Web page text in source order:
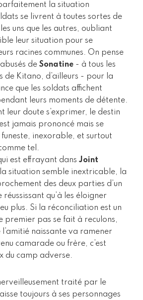
la situation
se livrent à toutes sortes de
uns que les autres, oubliant
leur situation pour se
racines communes. On pense
de Sonatine - à tous les
de Kitano, d’ailleurs - pour la
que les soldats affichent
leurs moments de détente.
leur doute s’exprimer, le destin
jamais prononcé mais se
funeste, inexorable, et surtout
tel.
est effrayant dans Joint
situation semble inextricable, la
des deux parties d’un
réussissant qu’à les éloigner
plus. Si la réconciliation est un
premier pas se fait à reculons,
naissante va ramener
camarade ou frère, c’est
du camp adverse.
traité par le
toujours à ses personnages